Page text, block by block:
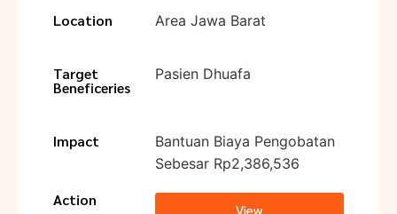
Location Area Jawa Barat
Target
Beneficeries
Pasien Dhuafa
Impact
Bantuan Biaya Pengobatan
Sebesar Rp2,386,536
Action
View